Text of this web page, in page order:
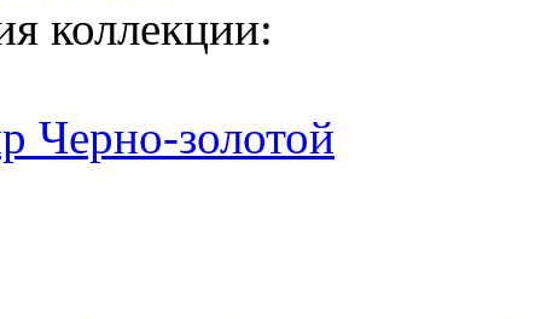
коллекции:
Черно-золотой